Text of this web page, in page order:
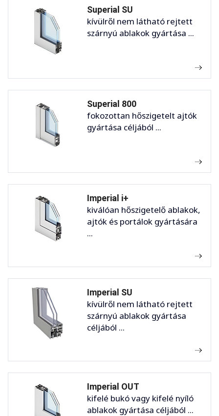
Superial SU
kívülről nem látható rejtett
szárnyú ablakok gyártása ...
Superial 800
fokozottan hőszigetelt ajtók
gyártása céljából ...
Imperial i+
kiválóan hőszigetelő ablakok,
ajtók és portálok gyártására
...
Imperial SU
kívülről nem látható rejtett
szárnyú ablakok gyártása
céljából ...
Imperial OUT
kifelé bukó vagy kifelé nyíló
ablakok gyártása céljából ...